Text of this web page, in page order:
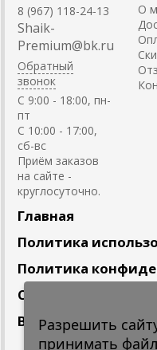
8 (967) 118-24-13
Shaik-
Premium@bk.ru
Обратный
звонок
C 9:00 - 18:00, пн-
пт
С 10:00 - 17:00,
сб-вс
Приём заказов
на сайте -
круглосуточно.
О
Главная
Политика
Политика
Сотрудничество
Вакансии
Разрешить
принимать